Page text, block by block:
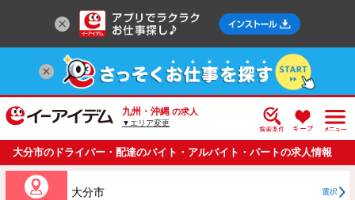
九州・沖縄 の求人
▼エリア変更
大分市のドライバー・配達のバイト・アルバイト・パートの求人情報
一覧
大分市 選択